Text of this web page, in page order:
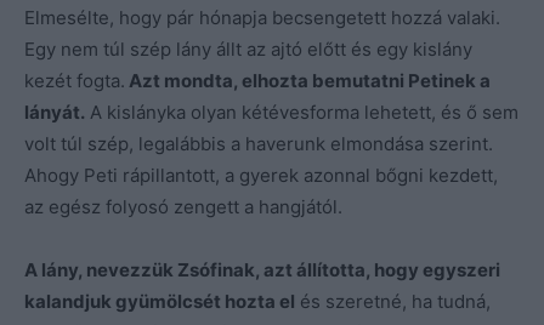
Elmesélte, hogy pár hónapja becsengetett hozzá valaki.
Egy nem túl szép lány állt az ajtó előtt és egy kislány
kezét fogta. Azt mondta, elhozta bemutatni Petinek a
lányát. A kislányka olyan kétévesforma lehetett, és ő sem
volt túl szép, legalábbis a haverunk elmondása szerint.
Ahogy Peti rápillantott, a gyerek azonnal bőgni kezdett,
az egész folyosó zengett a hangjától.
A lány, nevezzük Zsófinak, azt állította, hogy egyszeri
kalandjuk gyümölcsét hozta el és szeretné, ha tudná,